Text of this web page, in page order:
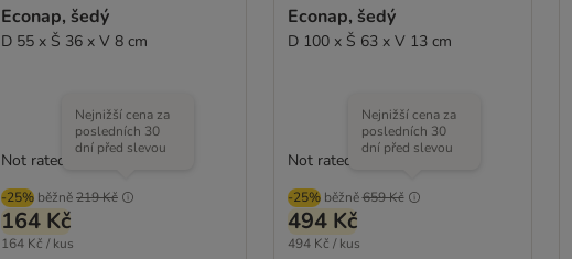
Econap, šedý
D 55 x Š 36 x V 8 cm
-25% běžně219 Kč
Nejnižší cena za
posledních 30
dní před slevou
164 Kč
164 Kč / kus
Not rated
Econap, šedý
D 100 x Š 63 x V 13 cm
-25% běžně659 Kč
Nejnižší cena za
posledních 30
dní před slevou
494 Kč
494 Kč / kus
Not rated